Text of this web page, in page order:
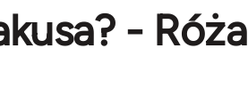
- Róża